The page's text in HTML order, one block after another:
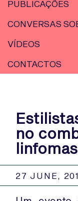
PUBLICAÇÕES
CONVERSAS
VÍDEOS
CONTACTOS
no
linfomas
27 JUNE,